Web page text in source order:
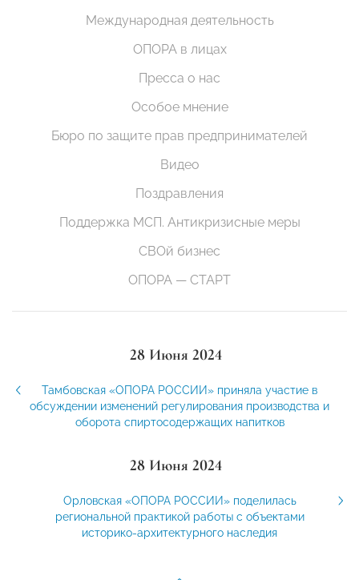
Международная деятельность
ОПОРА в лицах
Пресса о нас
Особое мнение
Бюро по защите прав предпринимателей
Видео
Поздравления
Поддержка МСП. Антикризисные меры
СВОй бизнес
ОПОРА — СТАРТ
28 Июня 2024
Тамбовская «ОПОРА РОССИИ» приняла участие в
обсуждении изменений регулирования производства и
оборота спиртосодержащих напитков
28 Июня 2024
Орловская «ОПОРА РОССИИ» поделилась
региональной практикой работы с объектами
историко-архитектурного наследия